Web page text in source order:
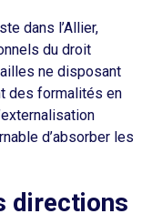
dans l’Allier,
du droit
ne disposant
des formalités en
d’absorber les
directions